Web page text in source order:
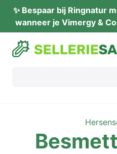
✨ Bes­paar bij Ring­na­tur
wan­neer je Vimer­gy &